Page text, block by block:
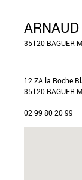
35120 BAGUER-
12 ZA la Roche
35120 BAGUER-
02 99 80 20 99